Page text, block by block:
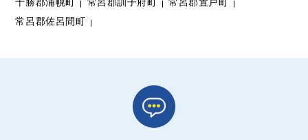
常呂郡佐呂間町